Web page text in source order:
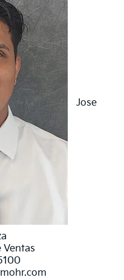
Jose
Ventas